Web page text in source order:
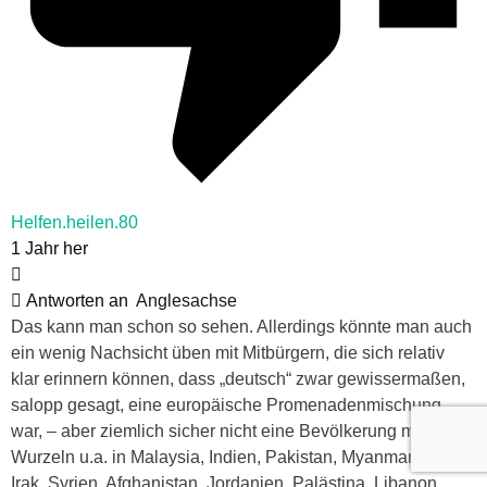
Helfen.heilen.80
1 Jahr her
Antworten an Anglesachse
Das kann man schon so sehen. Allerdings könnte man auch
ein wenig Nachsicht üben mit Mitbürgern, die sich relativ
klar erinnern können, dass „deutsch“ zwar gewissermaßen,
salopp gesagt, eine europäische Promenadenmischung
war, – aber ziemlich sicher nicht eine Bevölkerung mit
Wurzeln u.a. in Malaysia, Indien, Pakistan, Myanmar, Iran,